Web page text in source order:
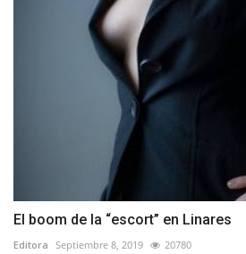
El boom de la “escort” en Linares
Editora Septiembre 8, 2019 20780